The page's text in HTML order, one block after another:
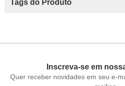
Tags do Produto
Inscreva-se em
Quer receber novidades em seu e-